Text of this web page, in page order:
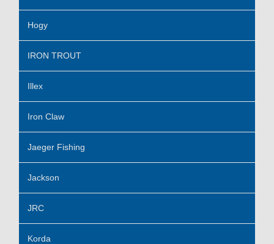
Hogy
IRON TROUT
Illex
Iron Claw
Jaeger Fishing
Jackson
JRC
Korda